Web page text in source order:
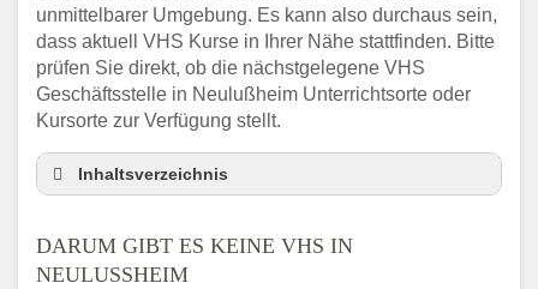
unmittelbarer Umgebung. Es kann also durchaus sein,
dass aktuell VHS Kurse in Ihrer Nähe stattfinden. Bitte
prüfen Sie direkt, ob die nächstgelegene VHS
Geschäftsstelle in Neulußheim Unterrichtsorte oder
Kursorte zur Verfügung stellt.
Inhaltsverzeichnis
3 schnelle Tipps
Checkliste: So finden auch Menschen aus
DARUM GIBT ES KEINE VHS IN
NEULUSSHEIM